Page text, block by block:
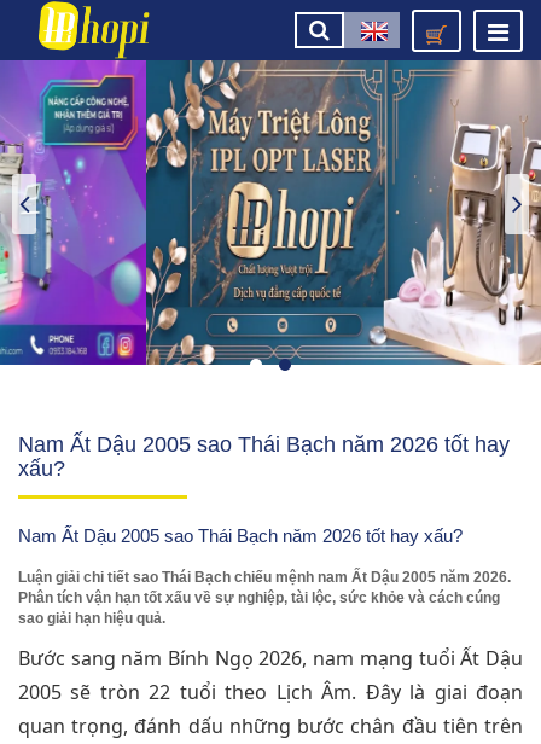
Nam Ất Dậu 2005 sao Thái Bạch năm 2026 tốt hay
xấu?
Nam Ất Dậu 2005 sao Thái Bạch năm 2026 tốt hay xấu?
Luận giải chi tiết sao Thái Bạch chiếu mệnh nam Ất Dậu 2005 năm 2026.
Phân tích vận hạn tốt xấu về sự nghiệp, tài lộc, sức khỏe và cách cúng
sao giải hạn hiệu quả.
Bước sang năm Bính Ngọ 2026, nam mạng tuổi Ất Dậu
2005 sẽ tròn 22 tuổi theo Lịch Âm. Đây là giai đoạn
quan trọng, đánh dấu những bước chân đầu tiên trên